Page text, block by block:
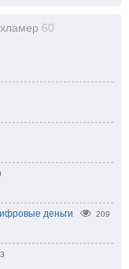
60
деньги 209